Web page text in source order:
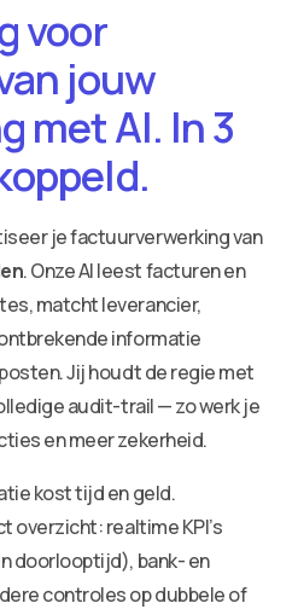
voor
jouw
met AI. In 3
je factuurverwerking van
. Onze AI leest facturen en
matcht leverancier,
informatie
Jij houdt de regie met
audit-trail — zo werk je
en meer zekerheid.
kost tijd en geld.
realtime KPI’s
doorlooptijd), bank- en
controles op dubbele of